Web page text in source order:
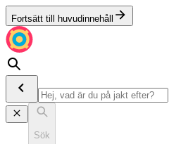
Fortsätt till huvudinnehåll
Sök